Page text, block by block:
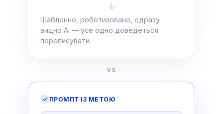
↓
Шаблонно, роботизовано, одразу
видно AI — усе одно доведеться
переписувати.
VS
ПРОМПТ ІЗ МЕТОЮ